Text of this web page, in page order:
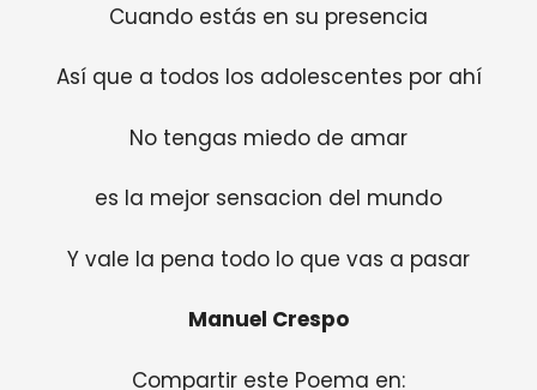
Cuando estás en su presencia
Así que a todos los adolescentes por ahí
No tengas miedo de amar
es la mejor sensacion del mundo
Y vale la pena todo lo que vas a pasar
Manuel Crespo
Compartir este Poema en: